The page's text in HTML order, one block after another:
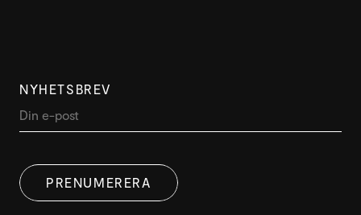
NYHETSBREV
PRENUMERERA